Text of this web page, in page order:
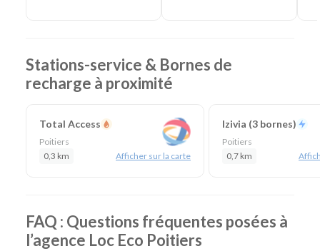
Stations-service & Bornes de
recharge à proximité
Total Access
Poitiers
0,3 km
Afficher sur la carte
Izivia (3 bornes)
Poitiers
0,7 km
FAQ : Questions fréquentes posées à
l’agence Loc Eco Poitiers